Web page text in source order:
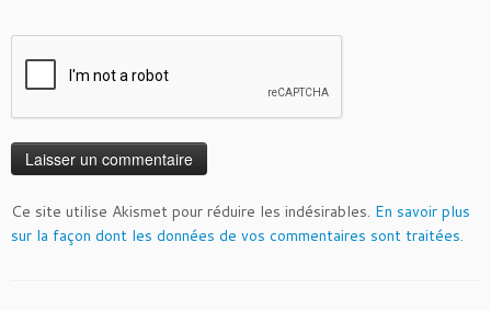
Ce site utilise Akismet pour réduire les indésirables. En savoir plus
sur la façon dont les données de vos commentaires sont traitées.